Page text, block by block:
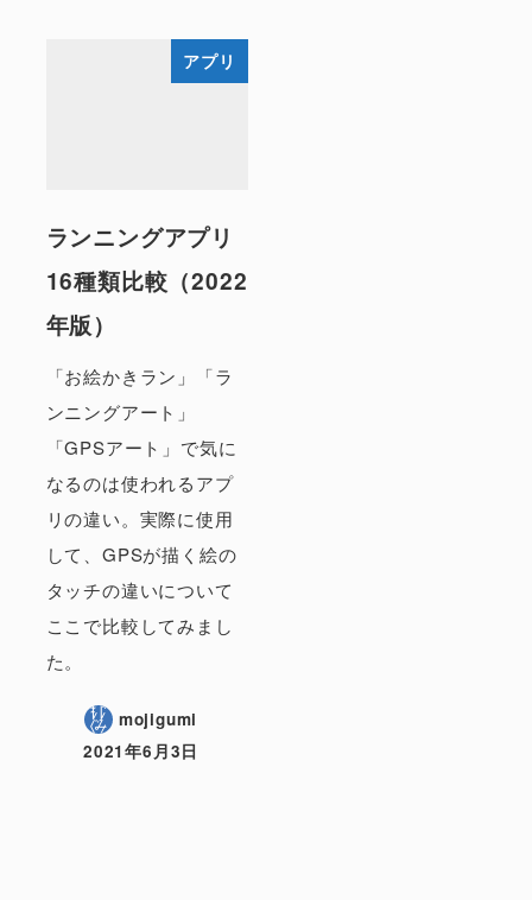
アプリ
ランニングアプリ
16種類比較（2022
年版）
「お絵かきラン」「ラ
ンニングアート」
「GPSアート」で気に
なるのは使われるアプ
リの違い。実際に使用
して、GPSが描く絵の
タッチの違いについて
ここで比較してみまし
た。
mojigumi
2021年6月3日